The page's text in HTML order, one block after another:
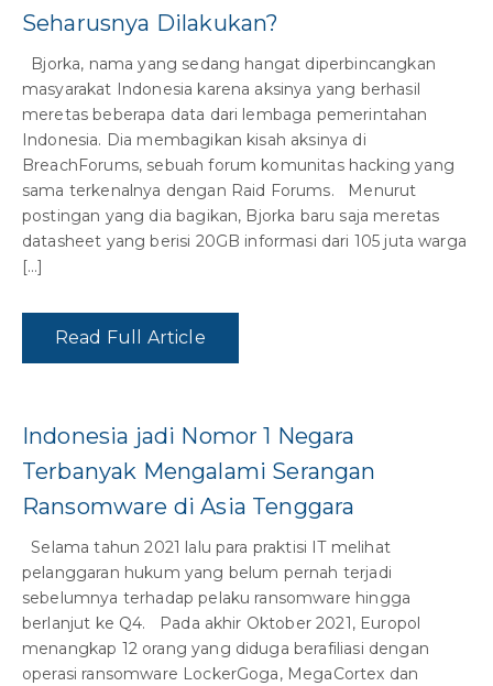
Seharusnya Dilakukan?
Bjorka, nama yang sedang hangat diperbincangkan
masyarakat Indonesia karena aksinya yang berhasil
meretas beberapa data dari lembaga pemerintahan
Indonesia. Dia membagikan kisah aksinya di
BreachForums, sebuah forum komunitas hacking yang
sama terkenalnya dengan Raid Forums. Menurut
postingan yang dia bagikan, Bjorka baru saja meretas
datasheet yang berisi 20GB informasi dari 105 juta warga
[…]
Read Full Article
Indonesia jadi Nomor 1 Negara
Terbanyak Mengalami Serangan
Ransomware di Asia Tenggara
Selama tahun 2021 lalu para praktisi IT melihat
pelanggaran hukum yang belum pernah terjadi
sebelumnya terhadap pelaku ransomware hingga
berlanjut ke Q4. Pada akhir Oktober 2021, Europol
menangkap 12 orang yang diduga berafiliasi dengan
operasi ransomware LockerGoga, MegaCortex dan